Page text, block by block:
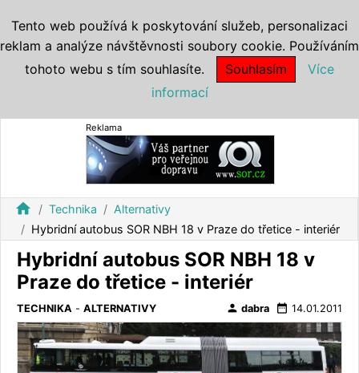
Reklama
home Technika
Alternativy
Hybridní autobus SOR NBH 18 v Praze do třetice - interiér
Hybridní autobus SOR NBH 18 v
Praze do třetice - interiér
TECHNIKA - ALTERNATIVY person dabra date_range 14.01.2011
Tento web používá k poskytování služeb, personalizaci
reklam a analýze návštěvnosti soubory cookie. Používáním
tohoto webu s tím souhlasíte.
Souhlasím
Více
informací